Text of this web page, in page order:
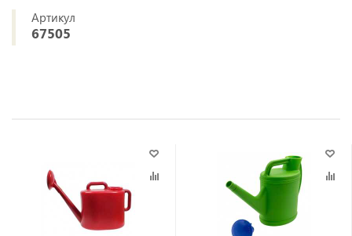
Артикул
67505